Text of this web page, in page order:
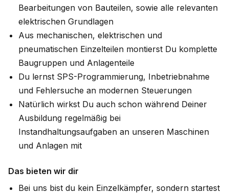
Bearbeitungen von Bauteilen, sowie alle relevanten
elektrischen Grundlagen
Aus mechanischen, elektrischen und
pneumatischen Einzelteilen montierst Du komplette
Baugruppen und Anlagenteile
Du lernst SPS-Programmierung, Inbetriebnahme
und Fehlersuche an modernen Steuerungen
Natürlich wirkst Du auch schon während Deiner
Ausbildung regelmäßig bei
Instandhaltungsaufgaben an unseren Maschinen
und Anlagen mit
Das bieten wir dir
Bei uns bist du kein Einzelkämpfer, sondern startest